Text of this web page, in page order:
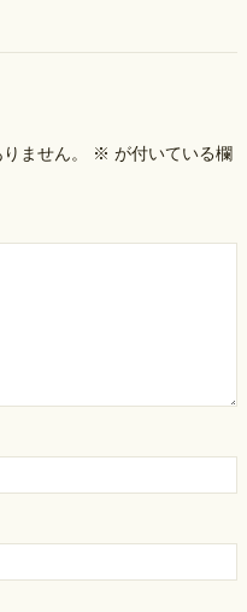
ません。 ※ が付いている欄